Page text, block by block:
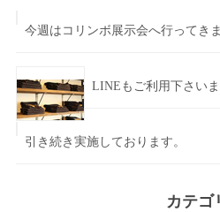
今週はコリンボ展示会へ行ってきま
LINEもご利用下さいま
引き続き実施しております。
カテゴ